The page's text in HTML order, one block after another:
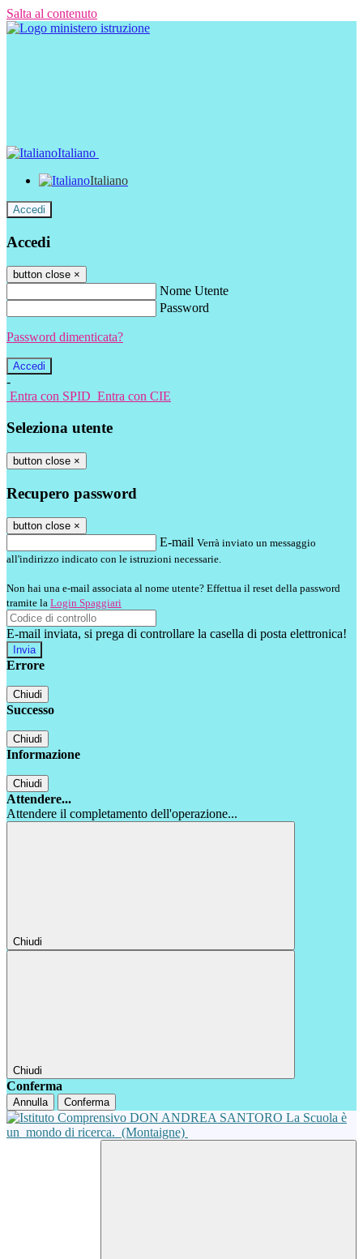
Salta al contenuto
Italiano
Italiano
Accedi
Accedi
button close ×
Nome Utente
Password
Password dimenticata?
-
Entra con SPID Entra con CIE
Seleziona utente
button close ×
Recupero password
button close ×
E-mail Verrà inviato un messaggio
all'indirizzo indicato con le istruzioni necessarie.
Non hai una e-mail associata al nome utente? Effettua il reset della password
tramite la Login Spaggiari
E-mail inviata, si prega di controllare la casella di posta elettronica!
Errore
Chiudi
Successo
Chiudi
Informazione
Chiudi
Attendere...
Attendere il completamento dell'operazione...
Chiudi
Chiudi
Conferma
Annulla Conferma
La Scuola è
un mondo di ricerca. (Montaigne)